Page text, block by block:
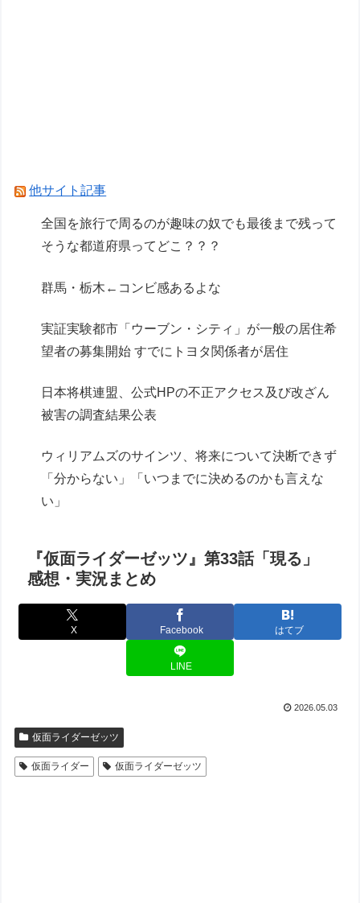
ノ上たきな」 STREET SNAP プライズフィギュ
ア【彩色原型公開】
Powered by livedoor 相互RSS
他サイト記事
全国を旅行で周るのが趣味の奴でも最後まで残って
そうな都道府県ってどこ？？？
群馬・栃木←コンビ感あるよな
実証実験都市「ウーブン・シティ」が一般の居住希
望者の募集開始 すでにトヨタ関係者が居住
日本将棋連盟、公式HPの不正アクセス及び改ざん
被害の調査結果公表
ウィリアムズのサインツ、将来について決断できず
「分からない」「いつまでに決めるのかも言えな
い」
『仮面ライダーゼッツ』第33話「現る」
感想・実況まとめ
X Facebook はてブ
LINE
2026.05.03
仮面ライダーゼッツ
仮面ライダー 仮面ライダーゼッツ